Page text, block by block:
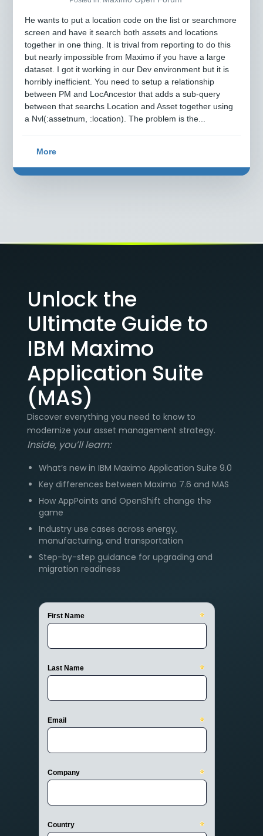
He wants to put a location code on the list or searchmore
screen and have it search both assets and locations
together in one thing. It is trival from reporting to do this
but nearly impossible from Maximo if you have a large
dataset. I got it working in our Dev environment but it is
horribly inefficient. You need to setup a relationship
between PM and LocAncestor that adds a sub-query
between that searchs Location and Asset together using
a Nvl(:assetnum, :location). The problem is the...
More
Unlock the
Ultimate Guide to
IBM Maximo
Application Suite
(MAS)
Discover everything you need to know to
modernize your asset management strategy.
Inside, you’ll learn:
What’s new in IBM Maximo Application Suite 9.0
Key differences between Maximo 7.6 and MAS
How AppPoints and OpenShift change the
game
Industry use cases across energy,
manufacturing, and transportation
Step-by-step guidance for upgrading and
migration readiness